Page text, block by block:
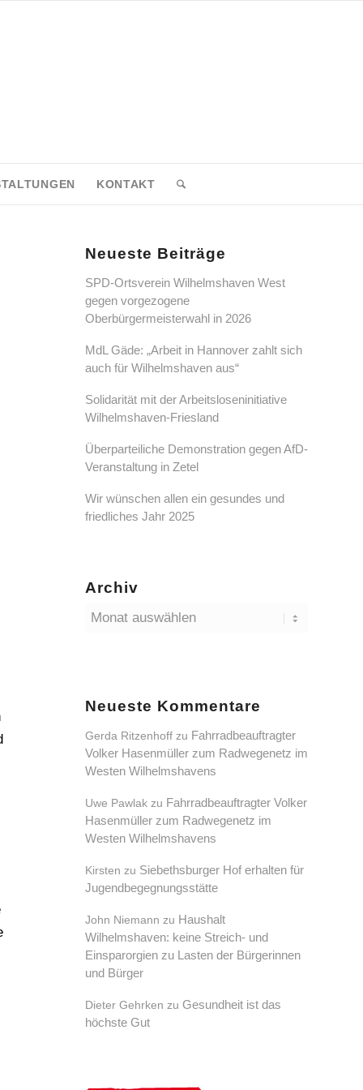
KONTAKT
Neueste Beiträge
SPD-Ortsverein Wilhelmshaven West
gegen vorgezogene
Oberbürgermeisterwahl in 2026
MdL Gäde: „Arbeit in Hannover zahlt sich
auch für Wilhelmshaven aus“
Solidarität mit der Arbeitsloseninitiative
Wilhelmshaven-Friesland
Überparteiliche Demonstration gegen AfD-
Veranstaltung in Zetel
Wir wünschen allen ein gesundes und
friedliches Jahr 2025
Archiv
Neueste Kommentare
Gerda Ritzenhoff zu Fahrradbeauftragter
Volker Hasenmüller zum Radwegenetz im
Westen Wilhelmshavens
Uwe Pawlak zu Fahrradbeauftragter Volker
Hasenmüller zum Radwegenetz im
Westen Wilhelmshavens
Kirsten zu Siebethsburger Hof erhalten für
Jugendbegegnungsstätte
John Niemann zu Haushalt
Wilhelmshaven: keine Streich- und
Einsparorgien zu Lasten der Bürgerinnen
und Bürger
Dieter Gehrken zuGesundheit ist das
höchste Gut